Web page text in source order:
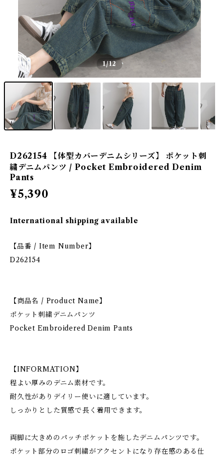
1/12
D262154 【体型カバーデニムシリーズ】 ポケット刺
繍デニムパンツ / Pocket Embroidered Denim
Pants
¥5,390
International shipping available
【品番 / Item Number】
D262154
【商品名 / Product Name】
ポケット刺繍デニムパンツ
Pocket Embroidered Denim Pants
【INFORMATION】
程よい厚みのデニム素材です。
耐久性がありデイリー使いに適しています。
しっかりとした質感で長く着用できます。
両脚に大きめのパッチポケットを施したデニムパンツです。
ポケット部分のロゴ刺繍がアクセントになり存在感のある仕